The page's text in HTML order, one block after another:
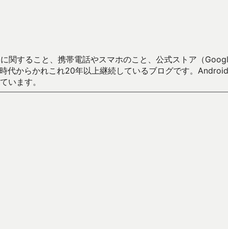
関すること、携帯電話やスマホのこと、公式ストア（
代からかれこれ20年以上継続しているブログです。
います。